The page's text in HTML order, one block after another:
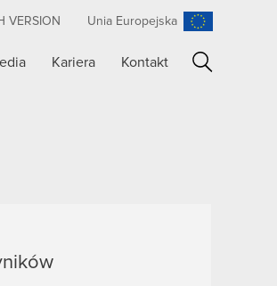
VERSION Unia Europejska
Kariera Kontakt